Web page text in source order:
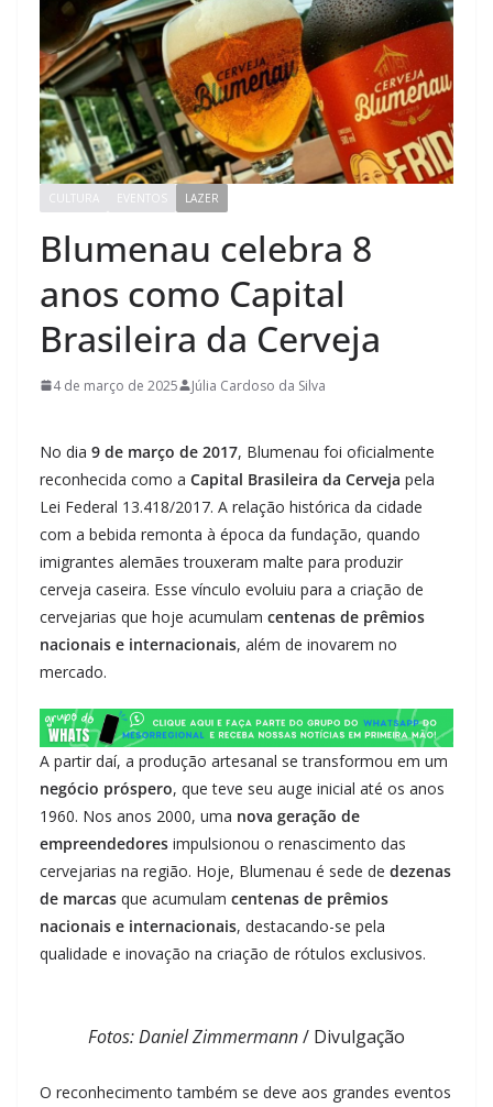
CULTURA EVENTOS LAZER
Blumenau celebra 8
anos como Capital
Brasileira da Cerveja
4 de março de 2025 Júlia Cardoso da Silva
No dia 9 de março de 2017, Blumenau foi oficialmente
reconhecida como a Capital Brasileira da Cerveja pela
Lei Federal 13.418/2017. A relação histórica da cidade
com a bebida remonta à época da fundação, quando
imigrantes alemães trouxeram malte para produzir
cerveja caseira. Esse vínculo evoluiu para a criação de
cervejarias que hoje acumulam centenas de prêmios
nacionais e internacionais, além de inovarem no
mercado.
A partir daí, a produção artesanal se transformou em um
negócio próspero, que teve seu auge inicial até os anos
1960. Nos anos 2000, uma nova geração de
empreendedores impulsionou o renascimento das
cervejarias na região. Hoje, Blumenau é sede de dezenas
de marcas que acumulam centenas de prêmios
nacionais e internacionais, destacando-se pela
qualidade e inovação na criação de rótulos exclusivos.
Fotos: Daniel Zimmermann/ Divulgação
O reconhecimento também se deve aos grandes eventos